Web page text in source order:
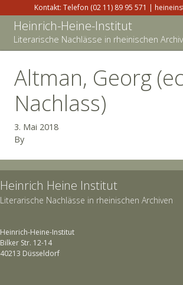
Kontakt: Telefon (02 11) 89 95 571 |
Heinrich-Heine-Institut
Literarische Nachlässe in rheinischen
Altman, Georg
Nachlass)
3. Mai 2018
By
Heinrich Heine Institut
Literarische Nachlässe in rheinischen Archiven
Heinrich-Heine-Institut
Bilker Str. 12-14
40213 Düsseldorf